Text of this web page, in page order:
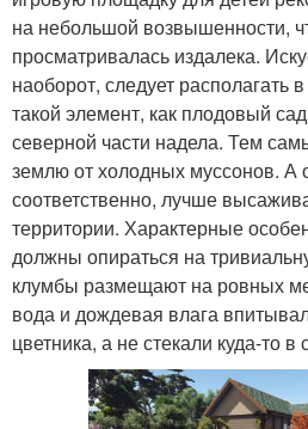
на небольшой возвышенности,
просматривалась издалека.
наоборот, следует располагать
такой элемент, как плодовый
северной части надела. Тем
землю от холодных муссонов. А
соответственно, лучше
территории. Характерные
должны опираться на
клумбы размещают на ровных
вода и дождевая влага
цветника, а не стекали куда-то в